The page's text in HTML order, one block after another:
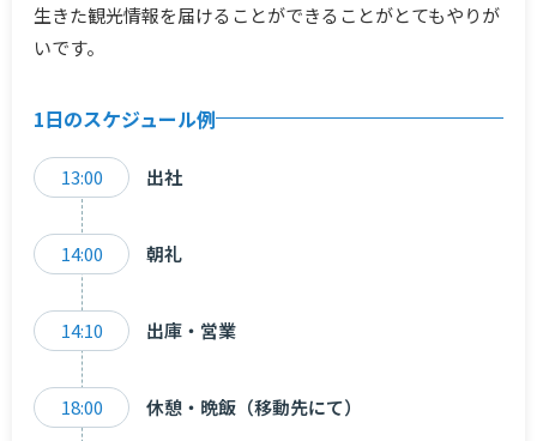
生きた観光情報を届けることができることがとてもやりが
いです。
1日のスケジュール例
13:00 出社
14:00 朝礼
14:10 出庫・営業
18:00 休憩・晩飯（移動先にて）